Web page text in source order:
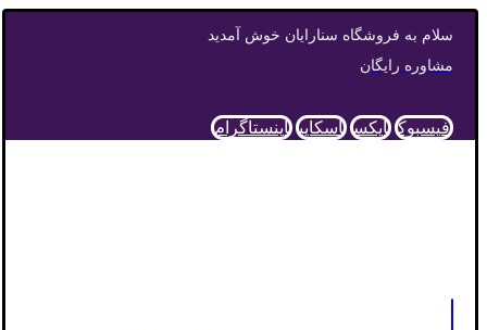
سلام به فروشگاه سنارایان خوش آمدید
مشاوره رایگان
فیسبوک ایکس اسکایپ اینستاگرام